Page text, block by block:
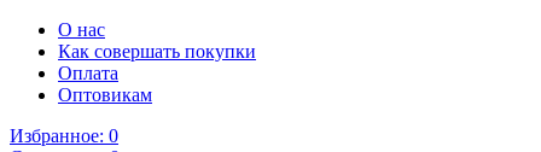
О нас
Как совершать покупки
Оплата
Оптовикам
Избранное: 0